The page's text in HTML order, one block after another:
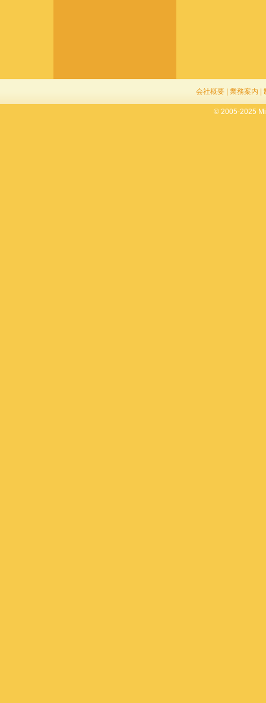
会社概要| 業務案内
© 2005-2025